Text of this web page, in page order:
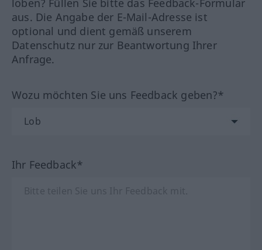
loben? Füllen Sie bitte das Feedback-Formular
aus. Die Angabe der E-Mail-Adresse ist
optional und dient gemäß unserem
Datenschutz nur zur Beantwortung Ihrer
Anfrage.
Wozu möchten Sie uns Feedback geben?*
Ihr Feedback*